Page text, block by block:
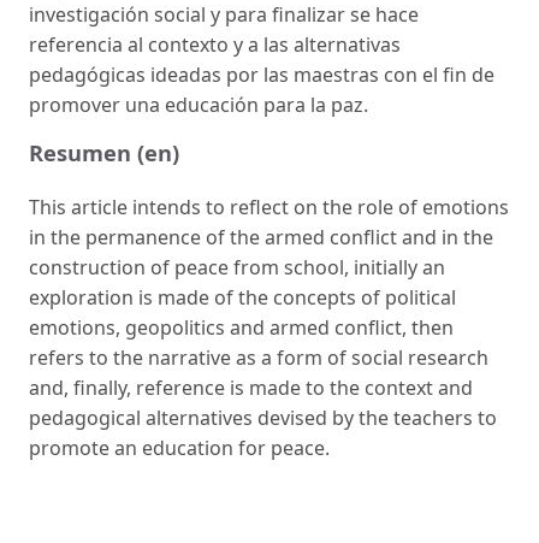
investigación social y para finalizar se hace
referencia al contexto y a las alternativas
pedagógicas ideadas por las maestras con el fin de
promover una educación para la paz.
Resumen (en)
This article intends to reflect on the role of emotions
in the permanence of the armed conflict and in the
construction of peace from school, initially an
exploration is made of the concepts of political
emotions, geopolitics and armed conflict, then
refers to the narrative as a form of social research
and, finally, reference is made to the context and
pedagogical alternatives devised by the teachers to
promote an education for peace.